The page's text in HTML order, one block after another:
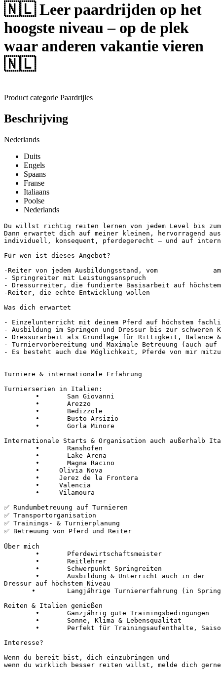
🇳🇱 Leer paardrijden op het
hoogste niveau – op de plek
waar anderen vakantie vieren
🇳🇱
Product categorie Paardrijles
Beschrijving
Nederlands
Duits
Engels
Spaans
Franse
Italiaans
Poolse
Nederlands
Du willst richtig reiten lernen von jedem Level bis
Dann erwartet dich auf meiner kleinen, hervorragend
individuell, konsequent, pferdegerecht – und auf
Für wen ist dieses Angebot?
-Reiter von jedem Ausbildungsstand, vom
- Springreiter mit Leistungsanspruch
- Dressurreiter, die fundierte Basisarbeit auf höchstem
-Reiter, die echte Entwicklung wollen
Was dich erwartet
- Einzelunterricht mit deinem Pferd auf höchstem
- Ausbildung im Springen und Dressur bis zur schweren
- Dressurarbeit als Grundlage für Rittigkeit, Balance
- Turniervorbereitung und Maximale Betreuung (auch auf
- Es besteht auch die Möglichkeit, Pferde von mir
Turniere & internationale Erfahrung
Turnierserien in Italien:
Internationale Starts & Organisation auch außerhalb
        •     Olivia Nova
        •     Jerez de la Frontera
        •     Valencia
        •     Vilamoura
✅ Rundumbetreuung auf Turnieren
✅ Transportorganisation
✅ Trainings- & Turnierplanung
✅ Betreuung von Pferd und Reiter
Über mich
Dressur auf höchstem Niveau
       •	Langjährige Turniererfahrung (in Springen und Dressur bis S**) und            professionelle Pferdeausbildung
Reiten & Italien genießen
Interesse?
Wenn du bereit bist, dich einzubringen und
wenn du wirklich besser reiten willst, melde dich